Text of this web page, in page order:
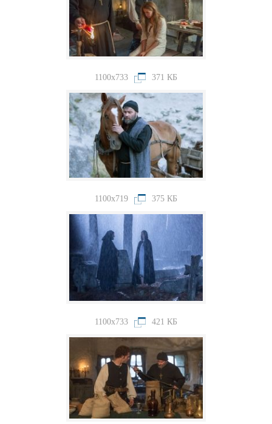
1100x733 371 КБ
1100x719 375 КБ
1100x733 421 КБ